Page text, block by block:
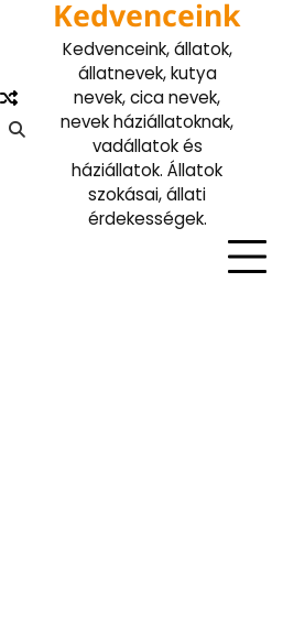
Kedvenceink
Kedvenceink, állatok,
állatnevek, kutya
nevek, cica nevek,
nevek háziállatoknak,
vadállatok és
háziállatok. Állatok
szokásai, állati
érdekességek.